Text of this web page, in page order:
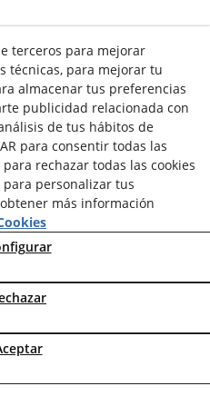
AS
terceros para mejorar
técnicas, para mejorar tu
almacenar tus preferencias
publicidad relacionada con
de tus hábitos de
para consentir todas las
para rechazar todas las cookies
para personalizar tus
más información